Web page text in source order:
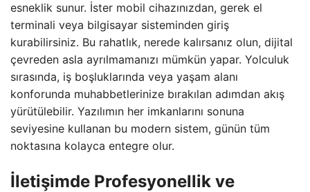
esneklik sunur. İster mobil cihazınızdan, gerek el
terminali veya bilgisayar sisteminden giriş
kurabilirsiniz. Bu rahatlık, nerede kalırsanız olun, dijital
çevreden asla ayrılmamanızı mümkün yapar. Yolculuk
sırasında, iş boşluklarında veya yaşam alanı
konforunda muhabbetlerinize bırakılan adımdan akış
yürütülebilir. Yazılımın her imkanlarını sonuna
seviyesine kullanan bu modern sistem, günün tüm
noktasına kolayca entegre olur.
İletişimde Profesyonellik ve